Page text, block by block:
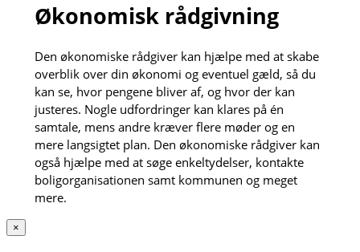
Økonomisk rådgivning
Den økonomiske rådgiver kan hjælpe med at skabe
overblik over din økonomi og eventuel gæld, så du
kan se, hvor pengene bliver af, og hvor der kan
justeres. Nogle udfordringer kan klares på én
samtale, mens andre kræver flere møder og en
mere langsigtet plan. Den økonomiske rådgiver kan
også hjælpe med at søge enkeltydelser, kontakte
boligorganisationen samt kommunen og meget
mere.
×